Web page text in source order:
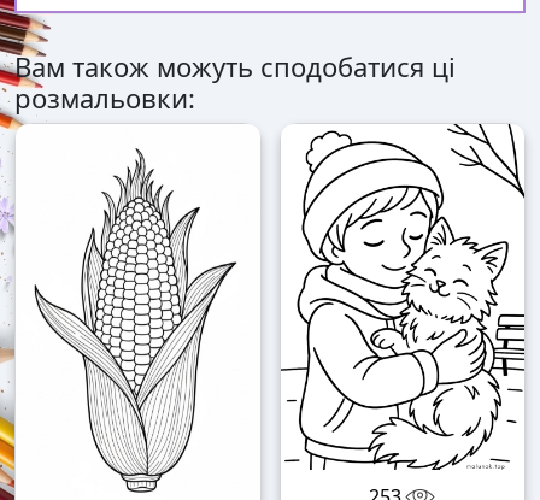
Вам також можуть сподобатися ці
розмальовки: